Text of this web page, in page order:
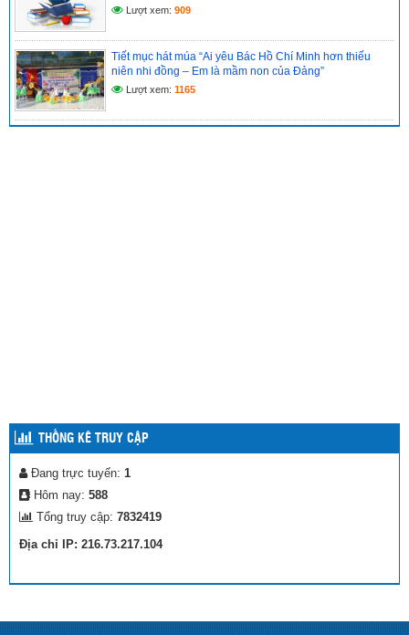
Lượt xem: 909
Tiết mục hát múa “Ai yêu Bác Hồ Chí Minh hơn thiếu
niên nhi đồng – Em là mầm non của Đảng”
Lượt xem: 1165
THỐNG KÊ TRUY CẬP
Đang trực tuyến: 1
Hôm nay: 588
Tổng truy cập: 7832419
Địa chỉ IP: 216.73.217.104